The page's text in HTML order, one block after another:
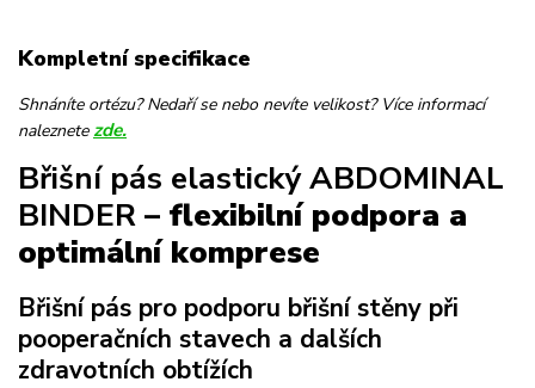
Kompletní specifikace
Shnáníte ortézu? Nedaří se nebo nevíte velikost? Více informací
naleznetezde.
Břišní pás elastický ABDOMINAL
BINDER– flexibilní podpora a
optimální komprese
Břišní pás pro podporu břišní stěny při
pooperačních stavech a dalších
zdravotních obtížích